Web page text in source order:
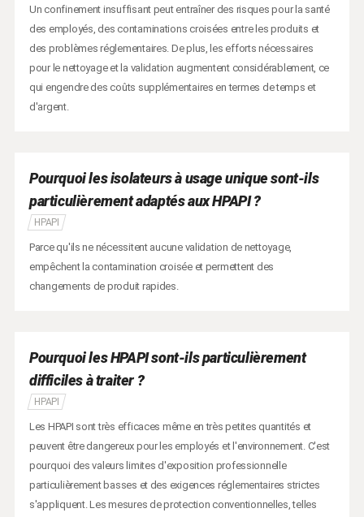
Un confinement insuffisant peut entraîner des risques pour la santé
des employés, des contaminations croisées entre les produits et
des problèmes réglementaires. De plus, les efforts nécessaires
pour le nettoyage et la validation augmentent considérablement, ce
qui engendre des coûts supplémentaires en termes de temps et
d'argent.
Pourquoi les isolateurs à usage unique sont-ils
particulièrement adaptés aux HPAPI ?
HPAPI
Parce qu'ils ne nécessitent aucune validation de nettoyage,
empêchent la contamination croisée et permettent des
changements de produit rapides.
Pourquoi les HPAPI sont-ils particulièrement
difficiles à traiter ?
HPAPI
Les HPAPI sont très efficaces même en très petites quantités et
peuvent être dangereux pour les employés et l'environnement. C'est
pourquoi des valeurs limites d'exposition professionnelle
particulièrement basses et des exigences réglementaires strictes
s'appliquent. Les mesures de protection conventionnelles, telles